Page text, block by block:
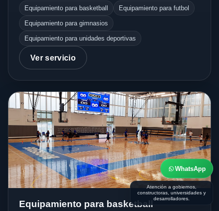
Equipamiento para basketball Equipamiento para futbol
Equipamiento para gimnasios
Equipamiento para unidades deportivas
Ver servicio
Equipamiento para basketball
WhatsApp
Atención a gobiernos,
constructoras, universidades y
desarrolladores.